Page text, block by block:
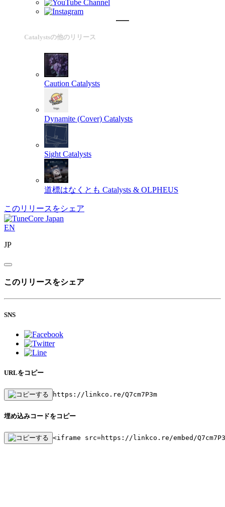
Catalystsの他のリリース
Caution Catalysts
Dynamite (Cover) Catalysts
Sight Catalysts
道標はなくとも Catalysts & OLPHEUS
このリリースをシェア
EN
JP
このリリースをシェア
SNS
URLをコピー
https://linkco.re/Q7cm7P3m
埋め込みコードをコピー
<iframe src=https://linkco.re/embed/